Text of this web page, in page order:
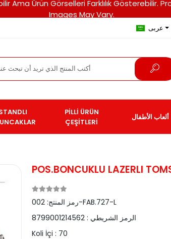
Ama Ürün Görselleri Farklılık
Images May Vary.
عربى
PİLLİ ÜRÜN
ÇEŞİTLERİ
ألعاب الأطفال
POS.BONCUKLU LAZERLI
رمز المنتج:002-FAB.727-L
الرمز الشريطي : 8799001214562
Koli İçi : 70